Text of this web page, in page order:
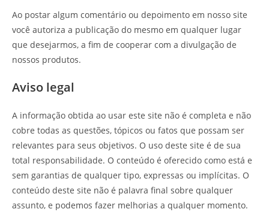
Ao postar algum comentário ou depoimento em nosso site
você autoriza a publicação do mesmo em qualquer lugar
que desejarmos, a fim de cooperar com a divulgação de
nossos produtos.
Aviso legal
A informação obtida ao usar este site não é completa e não
cobre todas as questões, tópicos ou fatos que possam ser
relevantes para seus objetivos. O uso deste site é de sua
total responsabilidade. O conteúdo é oferecido como está e
sem garantias de qualquer tipo, expressas ou implícitas. O
conteúdo deste site não é palavra final sobre qualquer
assunto, e podemos fazer melhorias a qualquer momento.